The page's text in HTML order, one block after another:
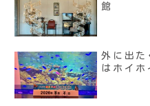
館
外に出た
はホイホ